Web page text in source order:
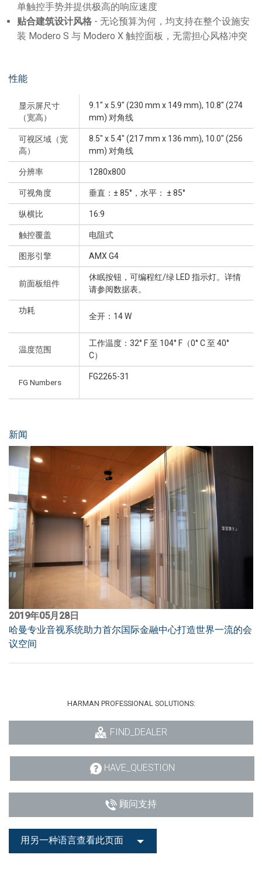
单触控手势并提供极高的响应速度
贴合建筑设计风格 - 无论预算为何，均支持在整个设施安
装 Modero S 与 Modero X 触控面板，无需担心风格冲突
性能
显示屏尺寸
（宽高）
9.1" x 5.9" (230 mm x 149 mm), 10.8" (274
mm) 对角线
可视区域（宽
高）
8.5" x 5.4" (217 mm x 136 mm), 10.0" (256
mm) 对角线
分辨率 1280x800
可视角度 垂直：± 85°，水平： ± 85°
纵横比 16:9
触控覆盖 电阻式
图形引擎 AMX G4
前面板组件
休眠按钮，可编程红/绿 LED 指示灯。详情
请参阅数据表。
功耗
全开：14 W
温度范围
工作温度：32° F 至 104° F（0° C 至 40°
C）
FG Numbers
FG2265-31
新闻
2019年05月28日
哈曼专业音视系统助力首尔国际金融中心打造世界一流的会
议空间
HARMAN PROFESSIONAL SOLUTIONS:
FIND_DEALER
HAVE_QUESTION
顾问支持
用另一种语言查看此页面